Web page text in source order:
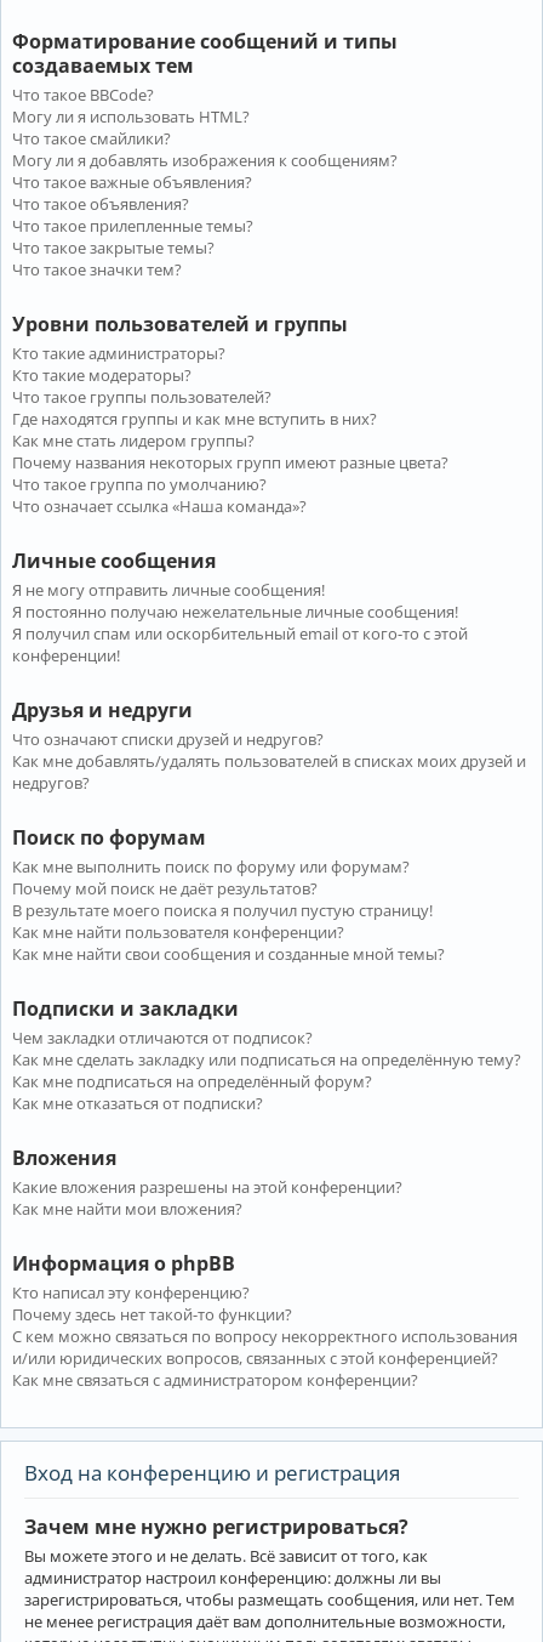
Форматирование сообщений и типы
создаваемых тем
Что такое BBCode?
Могу ли я использовать HTML?
Что такое смайлики?
Могу ли я добавлять изображения к сообщениям?
Что такое важные объявления?
Что такое объявления?
Что такое прилепленные темы?
Что такое закрытые темы?
Что такое значки тем?
Уровни пользователей и группы
Кто такие администраторы?
Кто такие модераторы?
Что такое группы пользователей?
Где находятся группы и как мне вступить в них?
Как мне стать лидером группы?
Почему названия некоторых групп имеют разные цвета?
Что такое группа по умолчанию?
Что означает ссылка «Наша команда»?
Личные сообщения
Я не могу отправить личные сообщения!
Я постоянно получаю нежелательные личные сообщения!
Я получил спам или оскорбительный email от кого-то с этой
конференции!
Друзья и недруги
Что означают списки друзей и недругов?
Как мне добавлять/удалять пользователей в списках моих друзей и
недругов?
Поиск по форумам
Как мне выполнить поиск по форуму или форумам?
Почему мой поиск не даёт результатов?
В результате моего поиска я получил пустую страницу!
Как мне найти пользователя конференции?
Как мне найти свои сообщения и созданные мной темы?
Подписки и закладки
Чем закладки отличаются от подписок?
Как мне сделать закладку или подписаться на определённую тему?
Как мне подписаться на определённый форум?
Как мне отказаться от подписки?
Вложения
Какие вложения разрешены на этой конференции?
Как мне найти мои вложения?
Информация о phpBB
Кто написал эту конференцию?
Почему здесь нет такой-то функции?
С кем можно связаться по вопросу некорректного использования
и/или юридических вопросов, связанных с этой конференцией?
Как мне связаться с администратором конференции?
Вход на конференцию и регистрация
Зачем мне нужно регистрироваться?
Вы можете этого и не делать. Всё зависит от того, как
администратор настроил конференцию: должны ли вы
зарегистрироваться, чтобы размещать сообщения, или нет. Тем
не менее регистрация даёт вам дополнительные возможности,